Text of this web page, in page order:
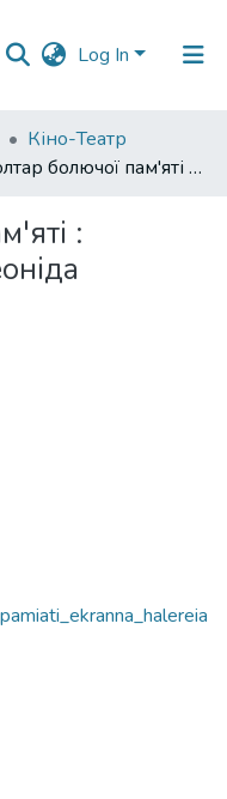
Log In
Кіно-Театр
На олтар болючої пам'яті : (екранна галерея Леоніда Анічкіна)
: